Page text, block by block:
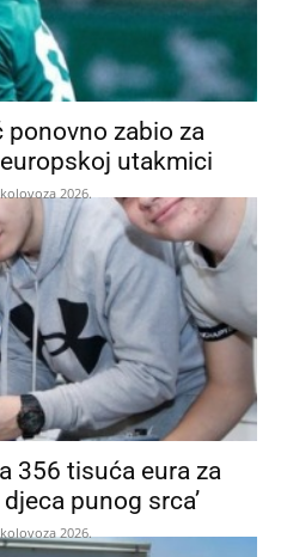
zabio za
utakmici
2026.
356 tisuća eura za
punog srca’
2026.